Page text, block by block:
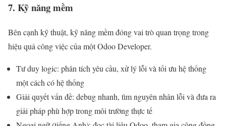
7. Kỹ năng mềm
Bên cạnh kỹ thuật, kỹ năng mềm đóng vai trò quan trọng trong
hiệu quả công việc của một Odoo Developer.
Tư duy logic: phân tích yêu cầu, xử lý lỗi và tối ưu hệ thống
một cách có hệ thống
Giải quyết vấn đề: debug nhanh, tìm nguyên nhân lỗi và đưa ra
giải pháp phù hợp trong môi trường thực tế